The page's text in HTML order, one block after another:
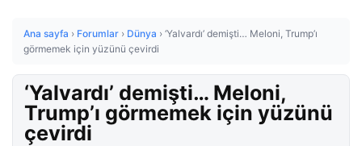
Ana sayfa › Forumlar › Dünya › ‘Yalvardı’ demişti… Meloni, Trump’ı
görmemek için yüzünü çevirdi
‘Yalvardı’ demişti… Meloni,
Trump’ı görmemek için yüzünü
çevirdi